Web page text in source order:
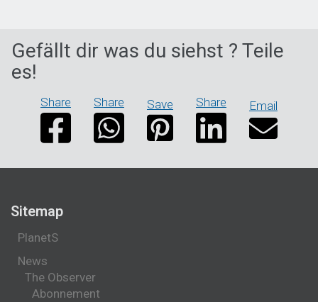
Gefällt dir was du siehst ? Teile
es!
Share Share Save Share Email
Sitemap
PlanetS
News
The Observer
Abonnement